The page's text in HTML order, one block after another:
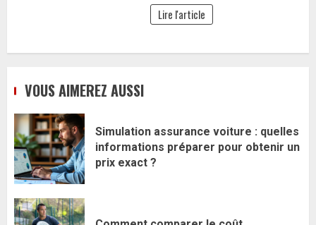
Lire l'article
VOUS AIMEREZ AUSSI
Simulation assurance voiture : quelles
informations préparer pour obtenir un
prix exact ?